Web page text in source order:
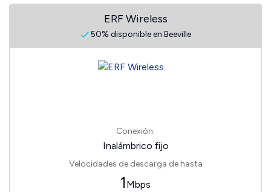
ERF Wireless
50% disponible en Beeville
Conexión:
Inalámbrico fijo
Velocidades de descarga de hasta
1 Mbps